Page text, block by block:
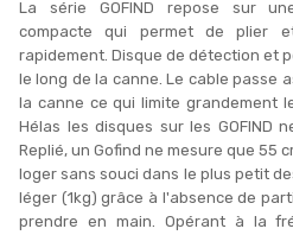
La série GOFIND repose sur
compacte qui permet de plier
rapidement. Disque de détection et
le long de la canne. Le cable passe
la canne ce qui limite grandement
Hélas les disques sur les GOFIND
Replié, un Gofind ne mesure que 55
loger sans souci dans le plus petit
léger (1kg) grâce à l'absence de
prendre en main. Opérant à la